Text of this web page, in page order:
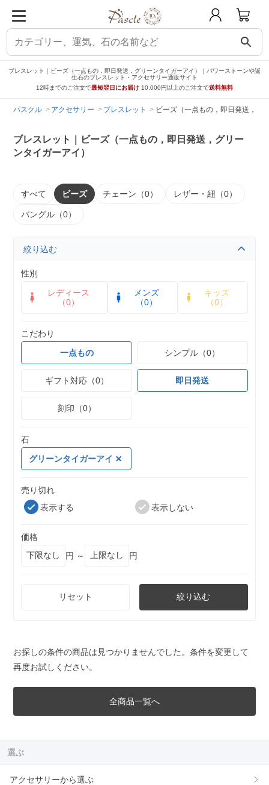
search
ブレスレット｜ビーズ（一点もの，即日発送，グリーンタイガーアイ）｜パワーストーンや誕
生石のブレスレット・アクセサリー通販サイト
12時までのご注文で最短翌日にお届け 10,000円以上のご注文で送料無料
パスクル アクセサリー ブレスレット ビーズ（一点もの，即日発送，グ
ブレスレット｜ビーズ（一点もの，即日発送，グリー
ンタイガーアイ）
すべて ビーズ チェーン（0） レザー・紐（0）
バングル（0）
絞り込む
性別
レディース
（0）
メンズ
（0）
キッズ
（0）
こだわり
一点もの
シンプル（0）
ギフト対応（0） 即日発送
刻印（0）
石
グリーンタイガーアイ
売り切れ
表示する
表示しない
価格
円 ～
円
リセット 絞り込む
お探しの条件の商品は見つかりませんでした。条件を変更して
再度お試しください。
全商品一覧へ
選ぶ
アクセサリーから選ぶ